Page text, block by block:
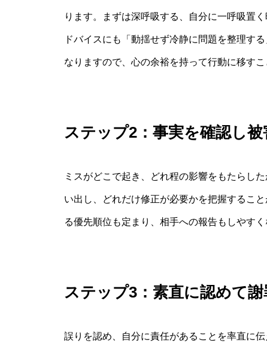
ります。まずは深呼吸する、自分に一呼吸置
ドバイスにも「動揺せず冷静に問題を整理す
なりますので、心の余裕を持って行動に移すこ
ステップ2：事実を確認し
ミスがどこで起き、どれ程の影響をもたらし
い出し、どれだけ修正が必要かを把握するこ
る優先順位も定まり、相手への報告もしやすく
ステップ3：素直に認めて謝
誤りを認め、自分に責任があることを率直に